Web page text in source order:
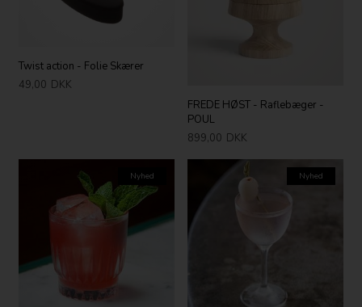
Twist action - Folie Skærer
49,00 DKK
FREDE HØST - Raflebæger -
POUL
899,00 DKK
Nyhed Nyhed